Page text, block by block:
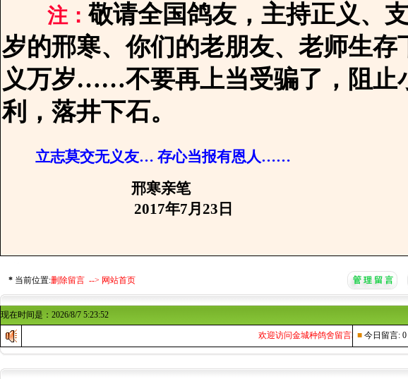
注： 敬请全国鸽友，主持正义、
岁的邢寒、你们的老朋友、老师生
义万岁……不要再上当受骗了，阻止
利，落井下石。
立志莫交无义友… 存心当报有恩人……
邢寒亲笔
2017年7月23日
* 当前位置:删除留言 --> 网站首页
现在时间是：2026/8/7 5:23:52
欢迎访问金城种鸽舍留言本... ■ 今日留言: 0